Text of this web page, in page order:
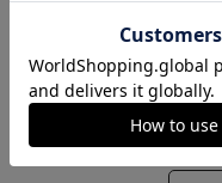
こてつ(女性)
お値段以上にステキな